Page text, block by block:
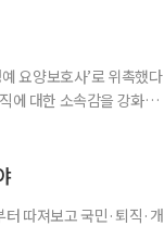
능력, 계산 능
요양보호사’로 위촉했다
에 대한 소속감을 강화하
이 현장에서 쌓은 돌봄
따져보고 국민·퇴직·개